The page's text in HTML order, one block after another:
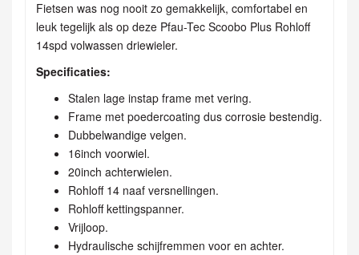
Fietsen was nog nooit zo gemakkelijk, comfortabel en
leuk tegelijk als op deze Pfau-Tec Scoobo Plus Rohloff
14spd volwassen driewieler.
Specificaties:
Stalen lage instap frame met vering.
Frame met poedercoating dus corrosie bestendig.
Dubbelwandige velgen.
16inch voorwiel.
20inch achterwielen.
Rohloff 14 naaf versnellingen.
Rohloff kettingspanner.
Vrijloop.
Hydraulische schijfremmen voor en achter.